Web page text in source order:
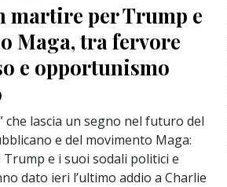
martire per Trump e
Maga, tra fervore
e opportunismo
che lascia un segno nel futuro del
e del movimento Maga:
Trump e i suoi sodali politici e
dato ieri l’ultimo addio a Charlie